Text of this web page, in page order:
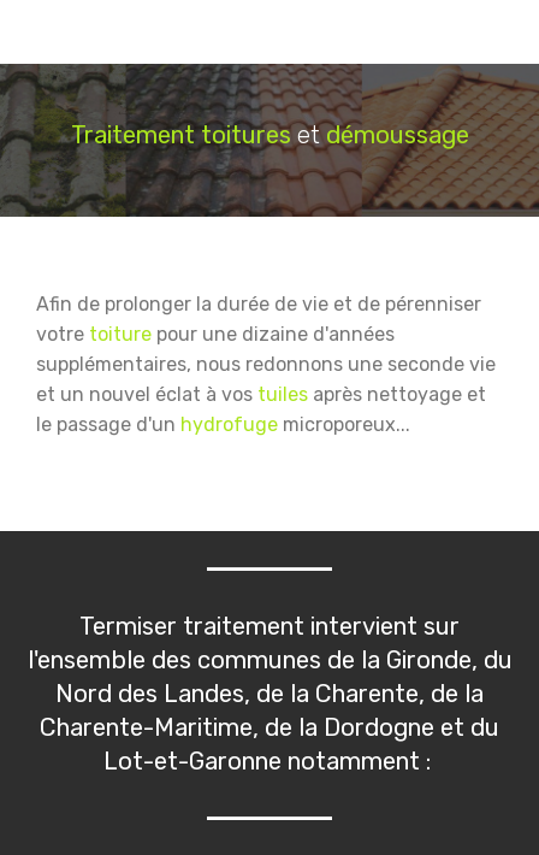
Traitement toitureset démoussage
Afin de prolonger la durée de vie et de pérenniser
votre toiture pour une dizaine d'années
supplémentaires, nous redonnons une seconde vie
et un nouvel éclat à vos tuiles après nettoyage et
le passage d'un hydrofuge microporeux...
Termiser traitement intervient sur
l'ensemble des communes de la Gironde, du
Nord des Landes, de la Charente, de la
Charente-Maritime, de la Dordogne et du
Lot-et-Garonne notamment :